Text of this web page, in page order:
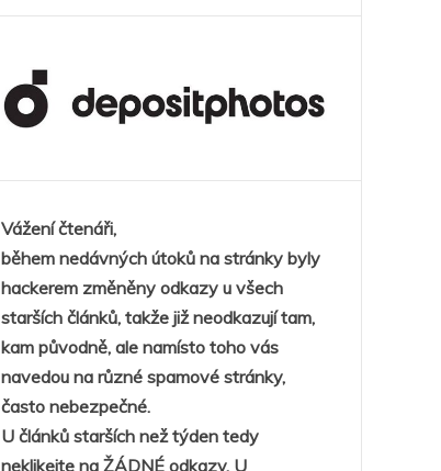
Vážení čtenáři,
během nedávných útoků na stránky byly
hackerem změněny odkazy u všech
starších článků, takže již neodkazují tam,
kam původně, ale namísto toho vás
navedou na různé spamové stránky,
často nebezpečné.
U článků starších než týden tedy
neklikejte na ŽÁDNÉ odkazy. U